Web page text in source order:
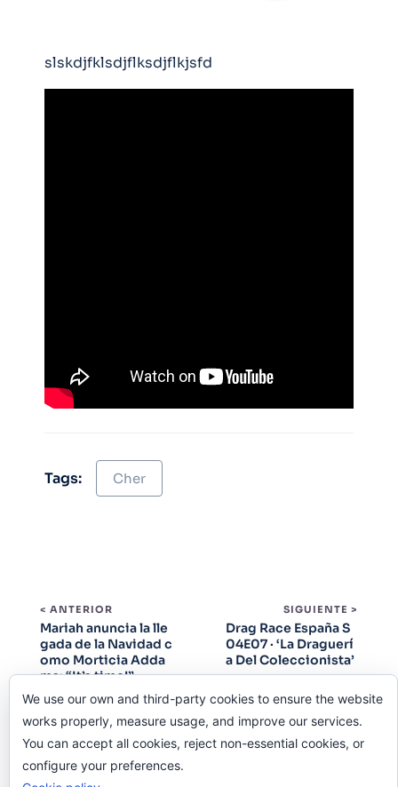
slskdjfklsdjflksdjflkjsfd
Tags: Cher
< ANTERIOR
Mariah anuncia la lle
gada de la Navidad c
omo Morticia Adda
ms: “It’s time!”
SIGUIENTE >
Drag Race España S
04E07 · ‘La Draguerí
a Del Coleccionista’
We use our own and third-party cookies to ensure the website
works properly, measure usage, and improve our services.
You can accept all cookies, reject non-essential cookies, or
configure your preferences.